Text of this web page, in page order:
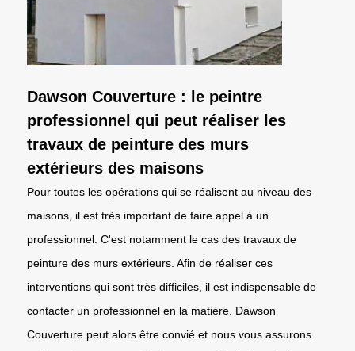
Dawson Couverture : le peintre
professionnel qui peut réaliser les
travaux de peinture des murs
extérieurs des maisons
Pour toutes les opérations qui se réalisent au niveau des
maisons, il est très important de faire appel à un
professionnel. C'est notamment le cas des travaux de
peinture des murs extérieurs. Afin de réaliser ces
interventions qui sont très difficiles, il est indispensable de
contacter un professionnel en la matière. Dawson
Couverture peut alors être convié et nous vous assurons